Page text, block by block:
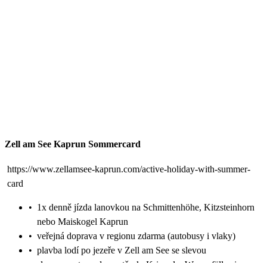
Zell am See Kaprun Sommercard
https://www.zellamsee-kaprun.com/active-holiday-with-summer-
card
• 1x denně jízda lanovkou na Schmittenhöhe, Kitzsteinhorn
nebo Maiskogel Kaprun
• veřejná doprava v regionu zdarma (autobusy i vlaky)
• plavba lodí po jezeře v Zell am See se slevou